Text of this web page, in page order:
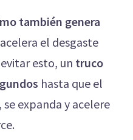
también genera
el desgaste
esto, un truco
hasta que el
expanda y acelere